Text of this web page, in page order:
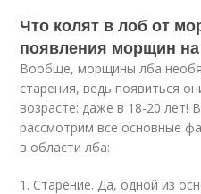
Что колят в лоб от
появления морщин
Вообще, морщины лба
старения, ведь появиться
возрасте: даже в 18-20 лет!
рассмотрим все основные
в области лба:
1. Старение. Да, одной из